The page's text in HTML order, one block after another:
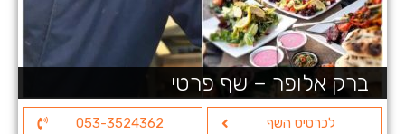
ברק אלופר – שף פרטי
לכרטיס השף 053-3524362